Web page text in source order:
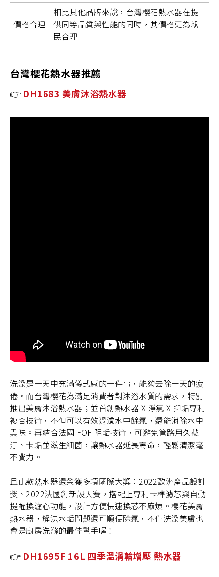
價格合理
相比其他品牌來說，台灣櫻花熱水器在提
供同等品質與性能的同時，其價格更為親
民合理
台灣櫻花熱水器推薦
👉 DH1683 美膚沐浴熱水器
洗澡是一天中充滿儀式感的一件事，能夠去除一天的疲
倦。而台灣櫻花為滿足消費者對沐浴水質的需求，特別
推出美膚沐浴熱水器；並首創熱水器 X 淨氯 X 抑垢專利
複合技術，不但可以有效過濾水中餘氯，還能消除水中
異味。再結合法國 FOF 阻垢技術，可避免管路用久藏
汙、卡垢並滋生細菌，讓熱水器延長壽命，輕鬆清潔毫
不費力。
且此款熱水器還榮獲多項國際大獎：2022歐洲產品設計
獎、2022法國創新設大賽，搭配上專利卡榫濾芯與自動
提醒換濾心功能，設計方便快速換芯不麻煩。櫻花美膚
熱水器，解決水垢問題還可順便除氯，不僅洗澡美膚也
會是廚房洗滌的最佳幫手喔！
👉 DH1695F 16L 四季溫渦輪增壓 熱水器